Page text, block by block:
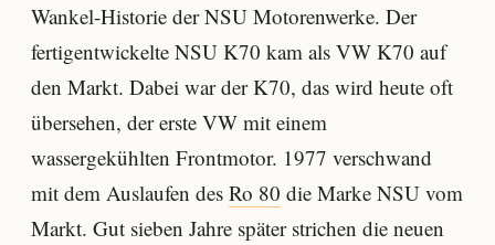
Wankel-Historie der NSU Motorenwerke. Der
fertigentwickelte NSU K70 kam als VW K70 auf
den Markt. Dabei war der K70, das wird heute oft
übersehen, der erste VW mit einem
wassergekühlten Frontmotor. 1977 verschwand
mit dem Auslaufen des Ro 80 die Marke NSU vom
Markt. Gut sieben Jahre später strichen die neuen